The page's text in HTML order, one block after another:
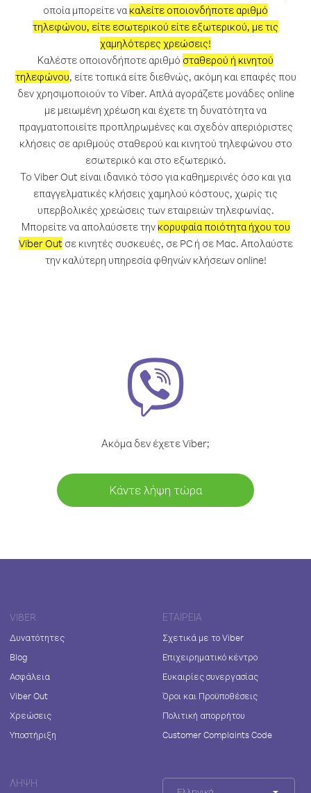
οποία μπορείτε να καλείτε οποιονδήποτε αριθμό
τηλεφώνου, είτε εσωτερικού είτε εξωτερικού, με τις
χαμηλότερες χρεώσεις!
Καλέστε οποιονδήποτε αριθμό σταθερού ή κινητού
τηλεφώνου, είτε τοπικά είτε διεθνώς, ακόμη και επαφές που
δεν χρησιμοποιούν το Viber. Απλά αγοράζετε μονάδες online
με μειωμένη χρέωση και έχετε τη δυνατότητα να
πραγματοποιείτε προπληρωμένες και σχεδόν απεριόριστες
κλήσεις σε αριθμούς σταθερού και κινητού τηλεφώνου στο
εσωτερικό και στο εξωτερικό.
Το Viber Out είναι ιδανικό τόσο για καθημερινές όσο και για
επαγγελματικές κλήσεις χαμηλού κόστους, χωρίς τις
υπερβολικές χρεώσεις των εταιρειών τηλεφωνίας.
Μπορείτε να απολαύσετε την κορυφαία ποιότητα ήχου του
Viber Outσε κινητές συσκευές, σε PC ή σε Mac. Απολαύστε
την καλύτερη υπηρεσία φθηνών κλήσεων online!
Ακόμα δεν έχετε Viber;
Κάντε λήψη τώρα
VIBER
Δυνατότητες
Blog
Ασφάλεια
Viber Out
Χρεώσεις
Υποστήριξη
ΕΤΑΙΡΕΊΑ
Σχετικά με το Viber
Επιχειρηματικό κέντρο
Ευκαιρίες συνεργασίας
Όροι και Προϋποθέσεις
Πολιτική απορρήτου
Customer Complaints Code
ΛΉΨΗ